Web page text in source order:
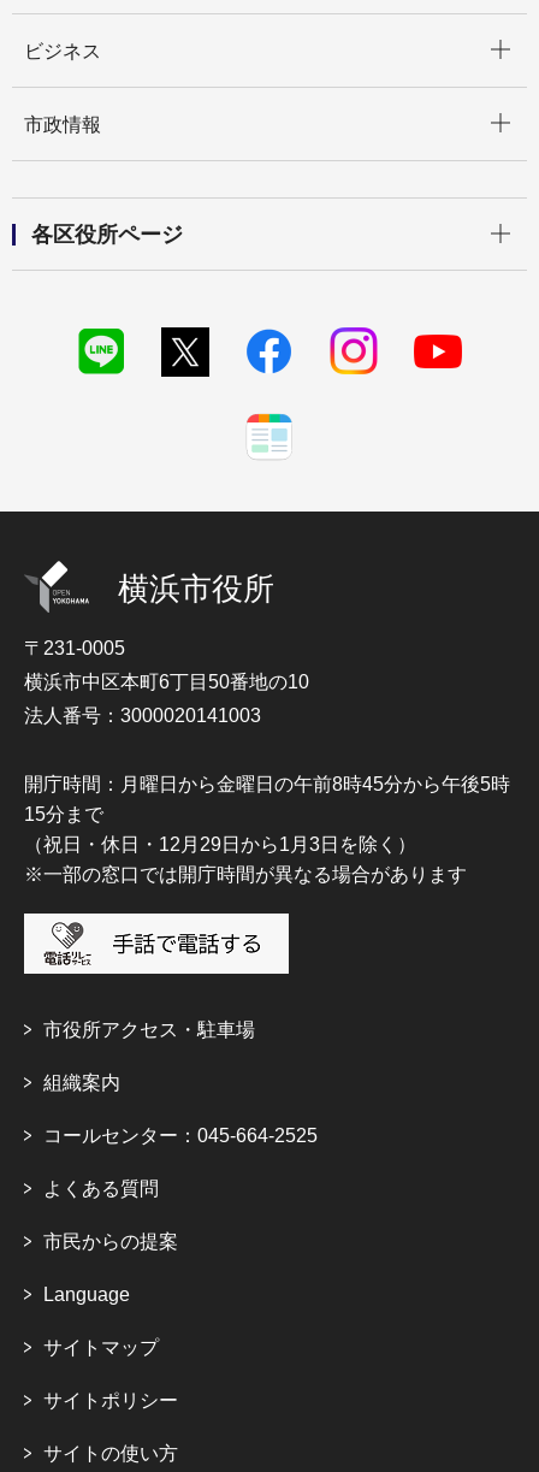
ビジネス
市政情報
各区役所ページ
横浜市役所
〒231-0005
横浜市中区本町6丁目50番地の10
法人番号：3000020141003
開庁時間：月曜日から金曜日の午前8時45分から午後5時
15分まで
（祝日・休日・12月29日から1月3日を除く）
※一部の窓口では開庁時間が異なる場合があります
市役所アクセス・駐車場
組織案内
コールセンター：045-664-2525
よくある質問
市民からの提案
Language
サイトマップ
サイトポリシー
サイトの使い方